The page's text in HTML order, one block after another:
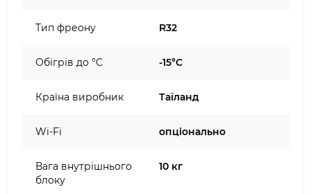
Тип фреону R32
Обігрів до °C -15°C
Країна виробник Таїланд
Wi-Fi опціонально
Вага внутрішнього
блоку
10 кг